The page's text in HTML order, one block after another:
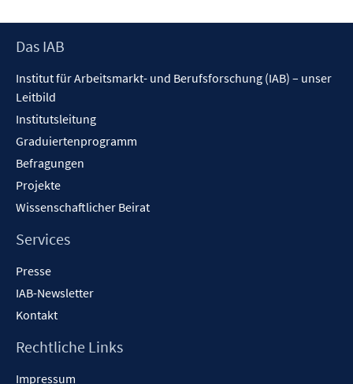
Footer
Das IAB
Institut für Arbeitsmarkt- und Berufsforschung (IAB) – unser
Leitbild
Institutsleitung
Graduiertenprogramm
Befragungen
Projekte
Wissenschaftlicher Beirat
Services
Presse
IAB-Newsletter
Kontakt
Rechtliche Links
Impressum